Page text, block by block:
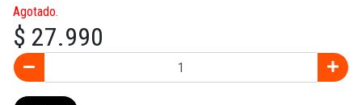
Agotado.
$ 27.990